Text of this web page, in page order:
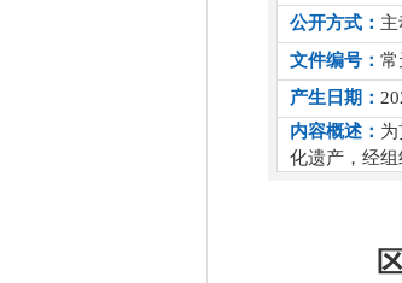
公开方式：
文件编号： 常
产生日期：
内容概述：
化遗产，经